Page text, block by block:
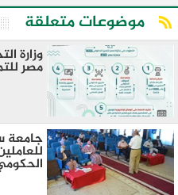
موضوعات متعلقة
وزارة
مصر
جامعة